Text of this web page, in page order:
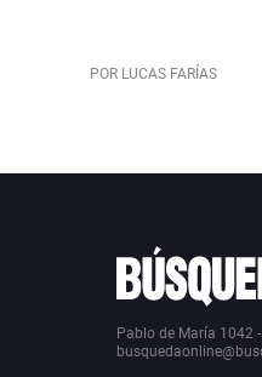
POR LUCAS FARÍAS
Pablo de María 1042